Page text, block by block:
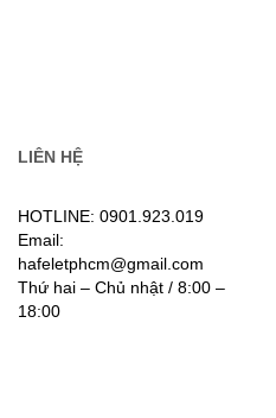
LIÊN HỆ
HOTLINE: 0901.923.019
Email:
hafeletphcm@gmail.com
Thứ hai – Chủ nhật / 8:00 –
18:00